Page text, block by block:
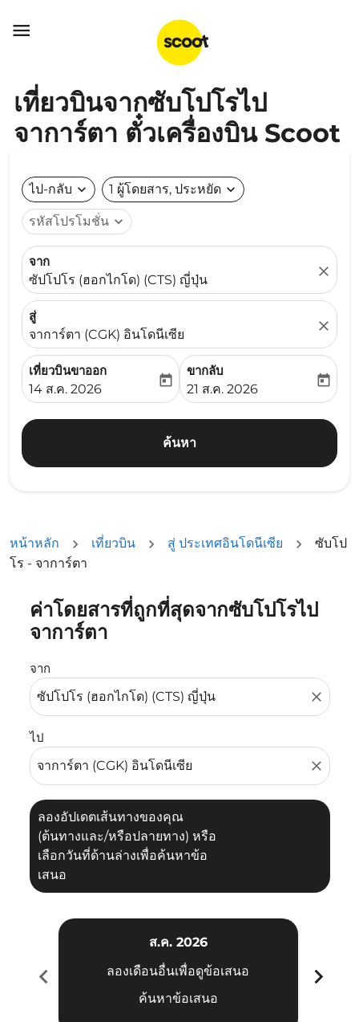

เที่ยวบินจากซับโปโรไป
จาการ์ตา ตั๋วเครื่องบิน Scoot
ไป-กลับ expand_more 1 ผู้โดยสาร, ประหยัด expand_more
รหัสโปรโมชั่น expand_more
จาก
ซัปโปโร (ฮอกไกโด) (CTS) ญี่ปุ่น
close
สู่
จาการ์ตา (CGK) อินโดนีเซีย
close
เที่ยวบินขาออก
fc-booking-departure-date-aria-label
14 ส.ค. 2026
today
ขากลับ
fc-booking-return-date-
21 ส.ค. 2026
today
ค้นหา
หน้าหลัก เที่ยวบิน สู่ ประเทศอินโดนีเซีย
ซับโป
โร - จาการ์ตา
ค่าโดยสารที่ถูกที่สุดจากซับโปโรไป
จาการ์ตา
จาก
close
ไป
close
ลองอัปเดตเส้นทางของคุณ
(ต้นทางและ/หรือปลายทาง) หรือ
เลือกวันที่ด้านล่างเพื่อค้นหาข้อ
เสนอ
ลองอัปเดตเส้นทางของคุณ (ต้นทางและ/หรือปลายทาง) หรื
chevron_left
ส.ค. 2026
ลองเดือนอื่นเพื่อดูข้อเสนอ
ค้นหาข้อเสนอ
chevron_right